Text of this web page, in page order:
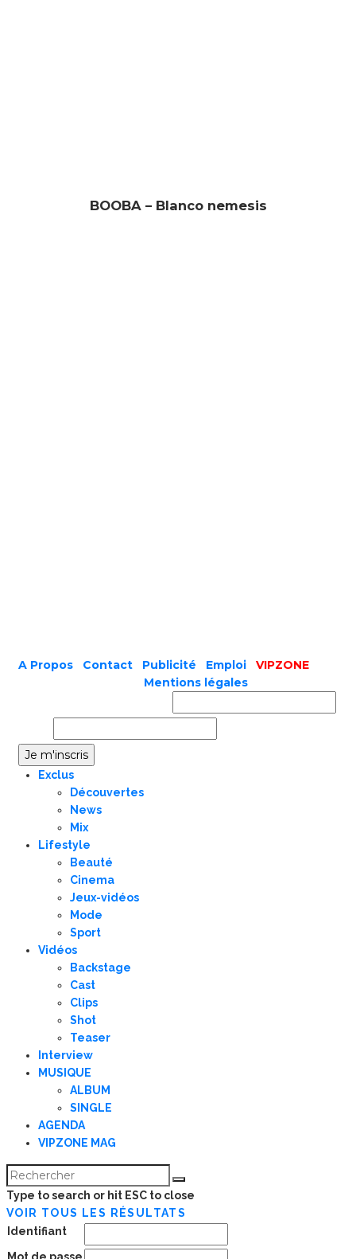
BOOBA – Blanco nemesis
A Propos Contact Publicité Emploi
VIPZONE
Mentions légales
Exclus
Découvertes
News
Mix
Lifestyle
Beauté
Cinema
Jeux-vidéos
Mode
Sport
Vidéos
Backstage
Cast
Clips
Shot
Teaser
Interview
MUSIQUE
ALBUM
SINGLE
AGENDA
VIPZONE MAG
Type to search or hit ESC to close
VOIR TOUS LES RÉSULTATS
Identifiant